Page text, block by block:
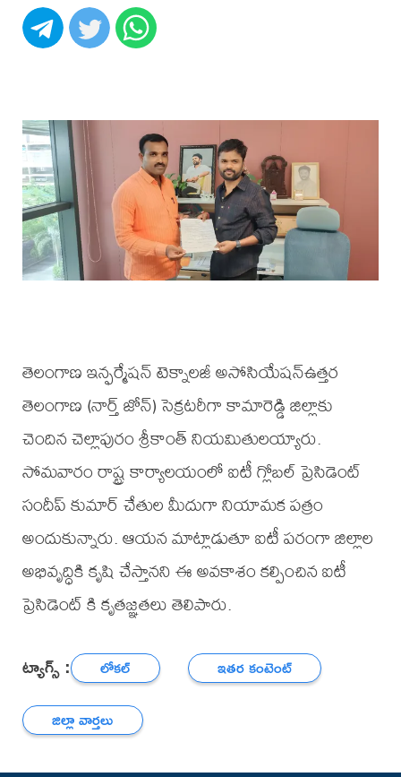
తెలంగాణ ఇన్ఫర్మేషన్ టెక్నాలజీ అసోసియేషన్ఉత్తర
తెలంగాణ (నార్త్ జోన్) సెక్రటరీగా కామారెడ్డి జిల్లాకు
చెందిన చెల్లాపురం శ్రీకాంత్ నియమితులయ్యారు.
సోమవారం రాష్ట్ర కార్యాలయంలో ఐటీ గ్లోబల్ ప్రెసిడెంట్
సందీప్ కుమార్ చేతుల మీదుగా నియామక పత్రం
అందుకున్నారు. ఆయన మాట్లాడుతూ ఐటీ పరంగా జిల్లాల
అభివృద్ధికి కృషి చేస్తానని ఈ అవకాశం కల్పించిన ఐటీ
ప్రెసిడెంట్ కి కృతజ్ఞతలు తెలిపారు.
ట్యాగ్స్ : లోకల్
ఇతర కంటెంట్
జిల్లా వార్తలు